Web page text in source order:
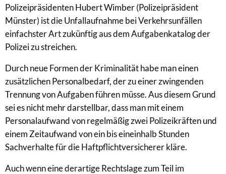
Polizeipräsidenten Hubert Wimber (Polizeipräsident
Münster) ist die Unfallaufnahme bei Verkehrsunfällen
einfachster Art zukünftig aus dem Aufgabenkatalog der
Polizei zu streichen.
Durch neue Formen der Kriminalität habe man einen
zusätzlichen Personalbedarf, der zu einer zwingenden
Trennung von Aufgaben führen müsse. Aus diesem Grund
sei es nicht mehr darstellbar, dass man mit einem
Personalaufwand von regelmäßig zwei Polizeikräften und
einem Zeitaufwand von ein bis eineinhalb Stunden
Sachverhalte für die Haftpflichtversicherer kläre.
Auch wenn eine derartige Rechtslage zum Teil im